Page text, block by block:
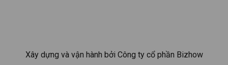
Xây dựng và vận hành bởi Công ty cổ phần Bizhow